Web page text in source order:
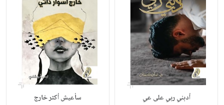
أدبني‭ ‬ربي على عي سأعيش‭ ‬أكثر خارج